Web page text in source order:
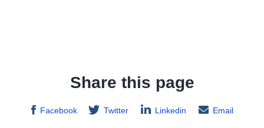
Share this page
Facebook Twitter Linkedin Email